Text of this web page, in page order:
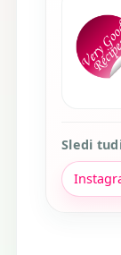
Sledi